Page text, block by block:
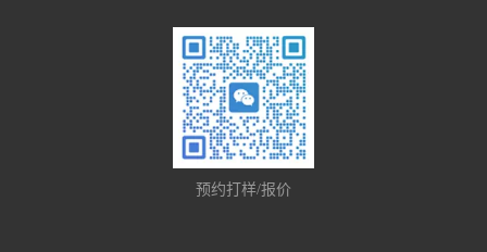
预约打样/报价